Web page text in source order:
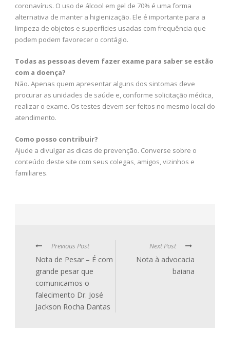
coronavírus. O uso de álcool em gel de 70% é uma forma
alternativa de manter a higienização. Ele é importante para a
limpeza de objetos e superfícies usadas com frequência que
podem podem favorecer o contágio.
Todas as pessoas devem fazer exame para saber se estão
com a doença?
Não. Apenas quem apresentar alguns dos sintomas deve
procurar as unidades de saúde e, conforme solicitação médica,
realizar o exame. Os testes devem ser feitos no mesmo local do
atendimento.
Como posso contribuir?
Ajude a divulgar as dicas de prevenção. Converse sobre o
conteúdo deste site com seus colegas, amigos, vizinhos e
familiares.
Previous Post
Nota de Pesar – É com
grande pesar que
comunicamos o
falecimento Dr. José
Jackson Rocha Dantas
Next Post
Nota à advocacia
baiana